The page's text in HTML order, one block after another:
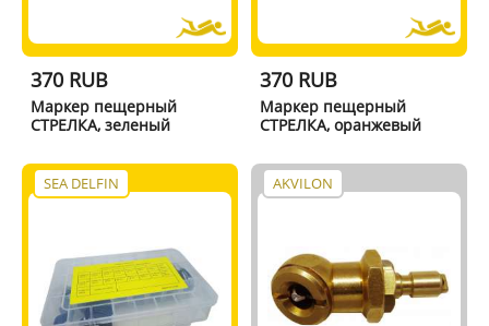
370 RUB
Маркер пещерный
СТРЕЛКА, зеленый
370 RUB
Маркер пещерный
СТРЕЛКА, оранжевый
SEA DELFIN AKVILON